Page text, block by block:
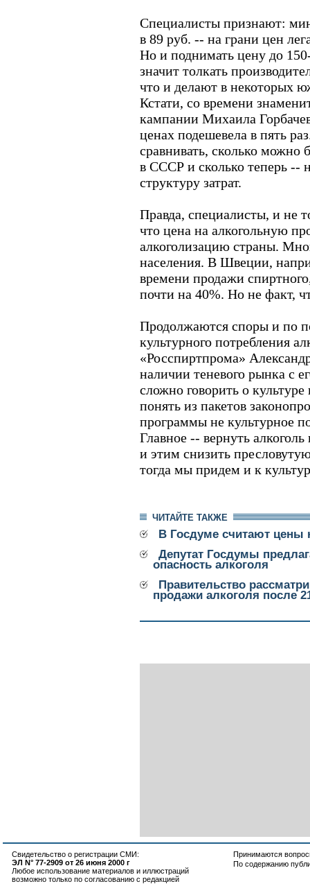
Специалисты признают:
в 89 руб. -- на грани цен
Но и поднимать цену до
значит толкать
что и делают в некоторых
Кстати, со времени
кампании Михаила
ценах подешевела в пять
сравнивать, сколько можно
в СССР и сколько теперь --
структуру затрат.
Правда, специалисты, и не
что цена на алкогольную
алкоголизацию страны.
населения. В Швеции,
времени продажи
почти на 40%. Но не факт,
Продолжаются споры и по
культурного потребления
«Росспиртпрома»
наличии теневого рынка с
сложно говорить о
понять из пакетов
программы не культурное
Главное -- вернуть
и этим снизить
тогда мы придем и к
ЧИТАЙТЕ ТАКЖЕ
В Госдуме считают цены
Депутат Госдумы
опасность алкоголя
Правительство
продажи алкоголя после
Свидетельство о регистрации СМИ:
ЭЛ N° 77-2909 от 26 июня 2000 г
Любое использование материалов и иллюстраций
возможно только по согласованию с редакцией
Принимаются
По содержанию